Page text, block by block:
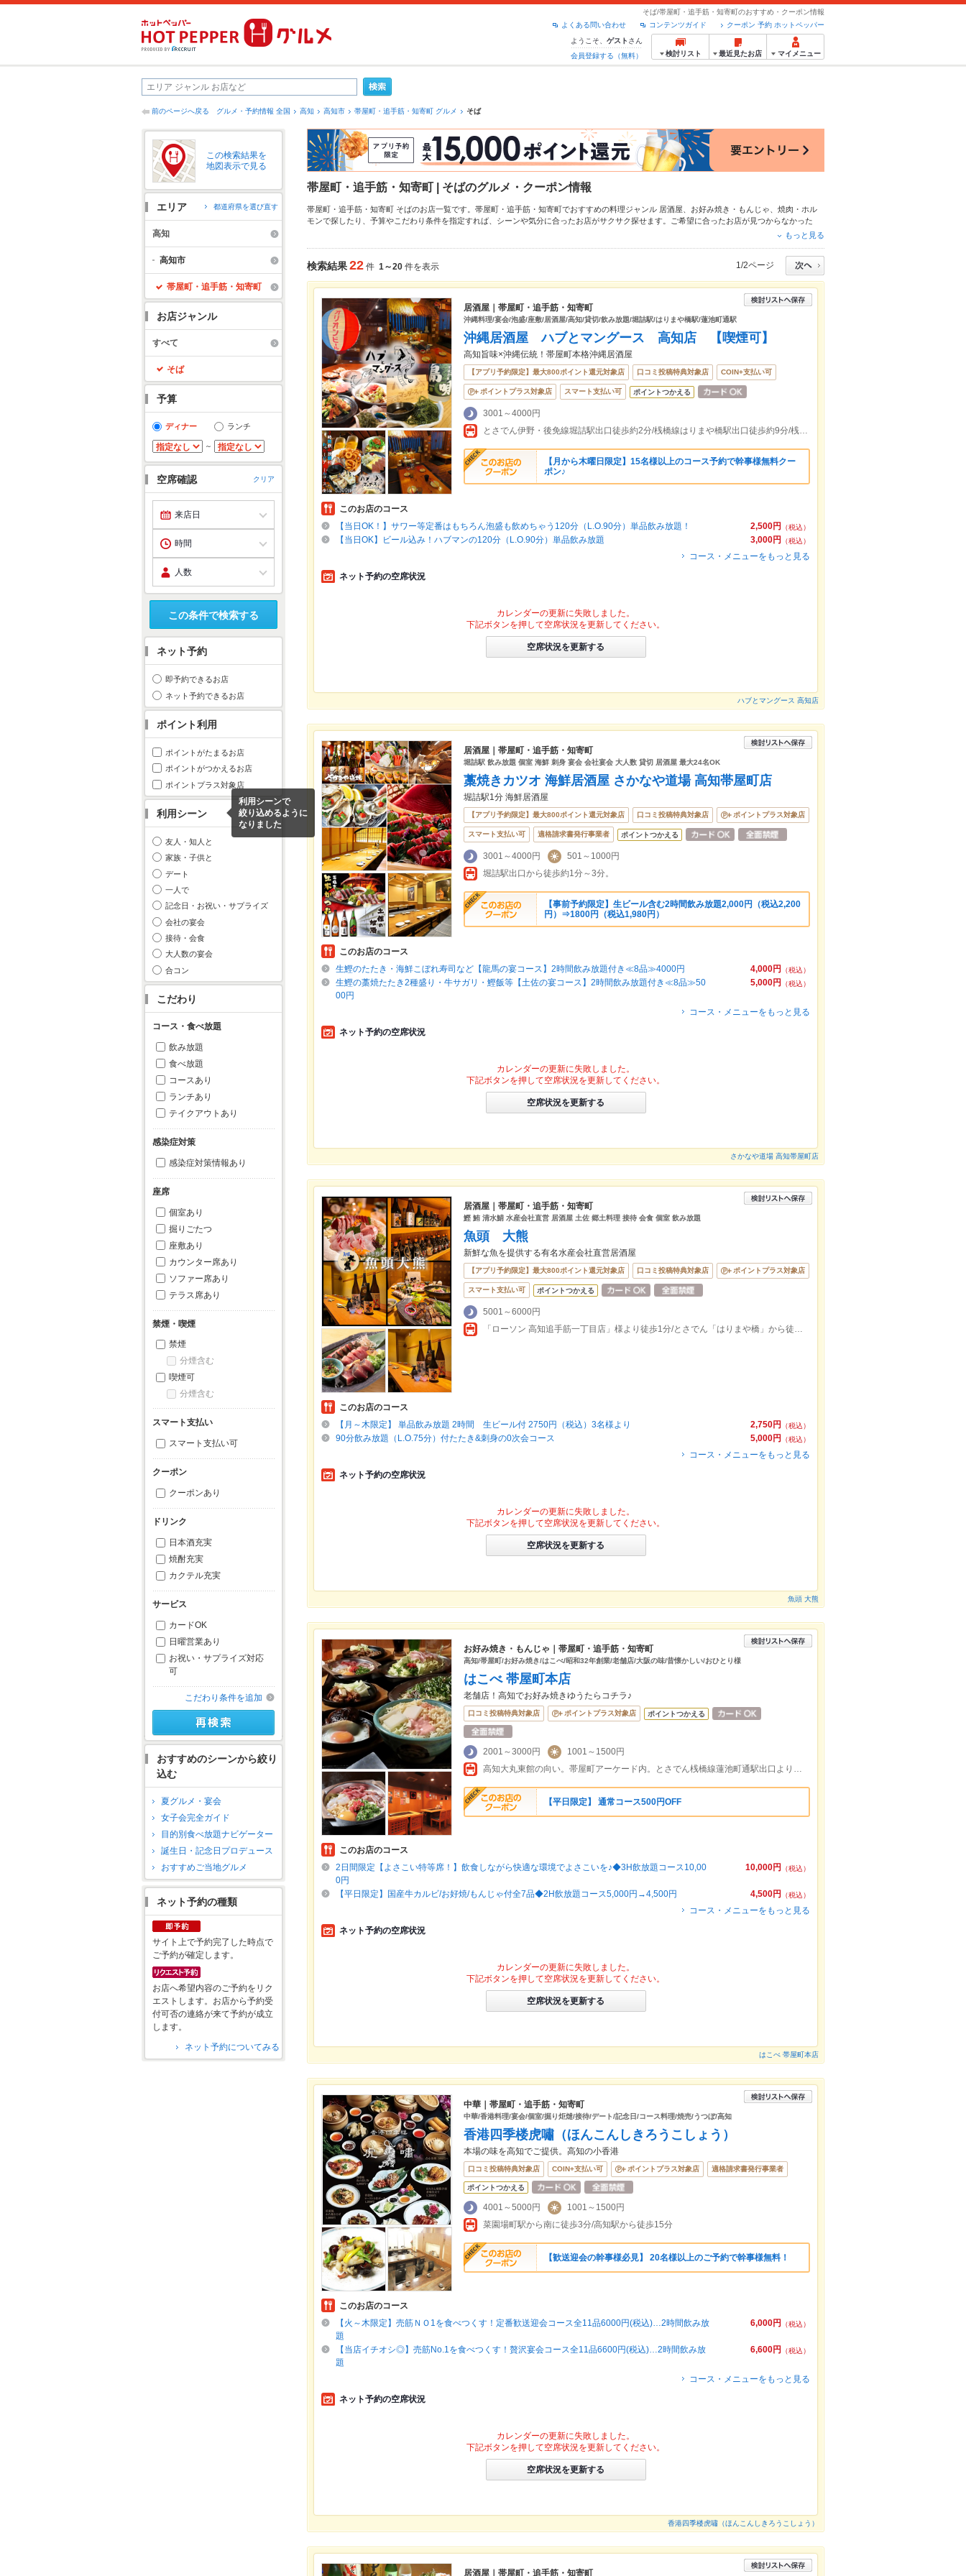
そば/帯屋町・追手筋・知寄町のおすすめ・クーポン情報
クーポン 予約 ホットペッパー
コンテンツガイド
よくある問い合わせ
ようこそ、 ゲスト さん
会員登録する（無料）
検討リスト 最近見たお店 マイメニュー
前のページへ戻る グルメ・予約情報 全国 高知 高知市 帯屋町・追手筋・知寄町 グルメ そば
この検索結果を
地図表示で見る
エリア 都道府県を選び直す
高知
高知市
帯屋町・追手筋・知寄町
お店ジャンル
すべて
そば
予算
ディナー ランチ
～
空席確認 クリア
この条件で検索する
ネット予約
即予約できるお店
ネット予約できるお店
ポイント利用
ポイントがたまるお店
ポイントがつかえるお店
ポイントプラス対象店
利用シーン
利用シーンで
絞り込めるように
なりました
友人・知人と
家族・子供と
デート
一人で
記念日・お祝い・サプライズ
会社の宴会
接待・会食
大人数の宴会
合コン
こだわり
コース・食べ放題
飲み放題
食べ放題
コースあり
ランチあり
テイクアウトあり
感染症対策
感染症対策情報あり
座席
個室あり
掘りごたつ
座敷あり
カウンター席あり
ソファー席あり
テラス席あり
禁煙・喫煙
禁煙
分煙含む
喫煙可
分煙含む
スマート支払い
スマート支払い可
クーポン
クーポンあり
ドリンク
日本酒充実
焼酎充実
カクテル充実
サービス
カードOK
日曜営業あり
お祝い・サプライズ対応
可
こだわり条件を追加
おすすめのシーンから絞り
込む
夏グルメ・宴会
女子会完全ガイド
目的別食べ放題ナビゲーター
誕生日・記念日プロデュース
おすすめご当地グルメ
ネット予約の種類
サイト上で予約完了した時点で
ご予約が確定します。
お店へ希望内容のご予約をリク
エストします。お店から予約受
付可否の連絡が来て予約が成立
します。
ネット予約についてみる
帯屋町・追手筋・知寄町 | そばのグルメ・クーポン情報
帯屋町・追手筋・知寄町 そばのお店一覧です。帯屋町・追手筋・知寄町でおすすめの料理ジャンル 居酒屋 お好み焼き・もんじゃ
焼肉・ホル
モンで探したり、予算やこだわり条件を指定すれば、シーンや気分に合ったお店がサクサク探せます。ご希望に合ったお店が見つからなかった
もチェックしてみてください。ホットペッパーグル
ので安心！24時間使える簡単便利なネット予約が使えるお店も拡大中です。友達どうしの飲み会にも、会社の宴会にも、デートやパーティーにも
お得に便利にホットペッパーグルメをご利用ください。
もっと見る
検索結果22 件 1～20 件を表示 1/2ページ
居酒屋｜帯屋町・追手筋・知寄町
沖縄料理/宴会/泡盛/座敷/居酒屋/高知/貸切/飲み放題/堀詰駅/はりまや橋駅/蓮池町通駅
沖縄居酒屋 ハブとマングース 高知店 【喫煙可】
高知旨味×沖縄伝統！帯屋町本格沖縄居酒屋
【アプリ予約限定】最大800ポイント還元対象店 口コミ投稿特典対象店 COIN+支払い可
ポイントプラス対象店 スマート支払い可 ポイントつかえる
3001～4000円
とさでん伊野・後免線堀詰駅出口徒歩約2分/桟橋線はりまや橋駅出口徒歩約9分/桟橋線蓮池町通駅出口徒歩約9分
【月から木曜日限定】15名様以上のコース予約で幹事様無料クー
ポン♪
このお店のコース
2,500円
（税込）
【当日OK！】サワー等定番はもちろん泡盛も飲めちゃう120分（L.O.90分）単品飲み放題！
3,000円
（税込）
【当日OK】ビール込み！ハブマンの120分（L.O.90分）単品飲み放題
コース・メニューをもっと見る
ネット予約の空席状況
カレンダーの更新に失敗しました。
下記ボタンを押して空席状況を更新してください。
空席状況を更新する
ハブとマングース 高知店
居酒屋｜帯屋町・追手筋・知寄町
堀詰駅 飲み放題 個室 海鮮 刺身 宴会 会社宴会 大人数 貸切 居酒屋 最大24名OK
藁焼きカツオ 海鮮居酒屋 さかなや道場 高知帯屋町店
堀詰駅1分 海鮮居酒屋
【アプリ予約限定】最大800ポイント還元対象店 口コミ投稿特典対象店 ポイントプラス対象店
スマート支払い可 適格請求書発行事業者 ポイントつかえる
3001～4000円
501～1000円
堀詰駅出口から徒歩約1分～3分。
【事前予約限定】生ビール含む2時間飲み放題2,000円（税込2,200
円）⇒1800円（税込1,980円）
このお店のコース
4,000円
（税込）
生鰹のたたき・海鮮こぼれ寿司など【龍馬の宴コース】2時間飲み放題付き≪8品≫4000円
5,000円
（税込）
生鰹の藁焼たたき2種盛り・牛サガリ・鰹飯等【土佐の宴コース】2時間飲み放題付き≪8品≫50
00円
コース・メニューをもっと見る
ネット予約の空席状況
カレンダーの更新に失敗しました。
下記ボタンを押して空席状況を更新してください。
空席状況を更新する
さかなや道場 高知帯屋町店
居酒屋｜帯屋町・追手筋・知寄町
鰹 鮪 清水鯖 水産会社直営 居酒屋 土佐 郷土料理 接待 会食 個室 飲み放題
魚頭 大熊
新鮮な魚を提供する有名水産会社直営居酒屋
【アプリ予約限定】最大800ポイント還元対象店 口コミ投稿特典対象店 ポイントプラス対象店
スマート支払い可 ポイントつかえる
5001～6000円
「ローソン 高知追手筋一丁目店」様より徒歩1分/とさでん「はりまや橋」から徒歩約５分/高知アネックスホテル斜向かい
このお店のコース
2,750円
（税込）
【月～木限定】 単品飲み放題 2時間 生ビール付 2750円（税込）3名様より
5,000円
（税込）
90分飲み放題（L.O.75分）付たたき&刺身の0次会コース
コース・メニューをもっと見る
ネット予約の空席状況
カレンダーの更新に失敗しました。
下記ボタンを押して空席状況を更新してください。
空席状況を更新する
魚頭 大熊
お好み焼き・もんじゃ｜帯屋町・追手筋・知寄町
高知/帯屋町/お好み焼き/はこべ/昭和32年創業/老舗店/大阪の味/昔懐かしい/おひとり様
はこべ 帯屋町本店
老舗店！高知でお好み焼きゆうたらコチラ♪
口コミ投稿特典対象店 ポイントプラス対象店 ポイントつかえる
2001～3000円
1001～1500円
高知大丸東館の向い。帯屋町アーケード内。とさでん桟橋線蓮池町通駅出口より徒歩約4分
【平日限定】 通常コース500円OFF
このお店のコース
10,000円
（税込）
2日間限定【よさこい特等席！】飲食しながら快適な環境でよさこいを♪◆3H飲放題コース10,00
0円
4,500円
（税込）
【平日限定】国産牛カルビ/お好焼/もんじゃ付全7品◆2H飲放題コース5,000円→4,500円
コース・メニューをもっと見る
ネット予約の空席状況
カレンダーの更新に失敗しました。
下記ボタンを押して空席状況を更新してください。
空席状況を更新する
はこべ 帯屋町本店
中華｜帯屋町・追手筋・知寄町
中華/香港料理/宴会/個室/掘り炬燵/接待/デート/記念日/コース料理/焼売/うつぼ/高知
香港四季楼虎嘯（ほんこんしきろうこしょう）
本場の味を高知でご提供。高知の小香港
口コミ投稿特典対象店 COIN+支払い可 ポイントプラス対象店 適格請求書発行事業者
ポイントつかえる
4001～5000円
1001～1500円
菜園場町駅から南に徒歩3分/高知駅から徒歩15分
【歓送迎会の幹事様必見】 20名様以上のご予約で幹事様無料！
このお店のコース
6,000円
（税込）
【火～木限定】売筋ＮＯ1を食べつくす！定番歓送迎会コース全11品6000円(税込)…2時間飲み放
題
6,600円
（税込）
【当店イチオシ◎】売筋No.1を食べつくす！贅沢宴会コース全11品6600円(税込)…2時間飲み放
題
コース・メニューをもっと見る
ネット予約の空席状況
カレンダーの更新に失敗しました。
下記ボタンを押して空席状況を更新してください。
空席状況を更新する
香港四季楼虎嘯（ほんこんしきろうこしょう）
居酒屋｜帯屋町・追手筋・知寄町